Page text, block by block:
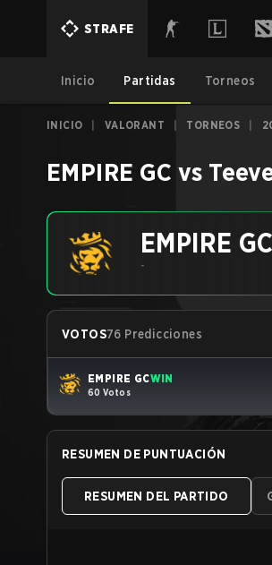
STRAFE
Inicio Partidas Torneos
INICIO VALORANT TORNEOS
EMPIRE GC vs
EMPIRE GC
-
VOTOS76 Predicciones
EMPIRE GCWIN
60 Votos
RESUMEN DE PUNTUACIÓN
RESUMEN DEL PARTIDO